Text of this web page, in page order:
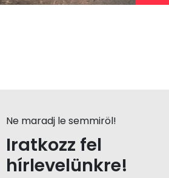
Ne maradj le semmiröl!
Iratkozz fel
hírlevelünkre!